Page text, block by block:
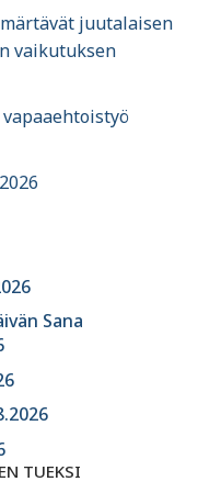
juutalaisen
vaikutuksen
Sana
TUEKSI